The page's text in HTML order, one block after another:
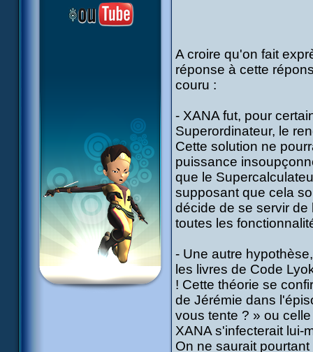
A croire qu'on fait
réponse à cette
couru :
- XANA fut, pour
Superordinateur, le
Cette solution ne
puissance
que le
supposant que cela
décide de se servir
toutes les
- Une autre
les livres de Code
! Cette théorie se
de Jérémie dans
vous tente ? » ou
XANA s'infecterait lui-
On ne saurait